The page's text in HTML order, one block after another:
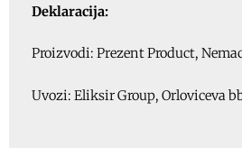
Deklaracija:
Proizvodi: Prezent Product,
Uvozi: Eliksir Group, Orloviceva